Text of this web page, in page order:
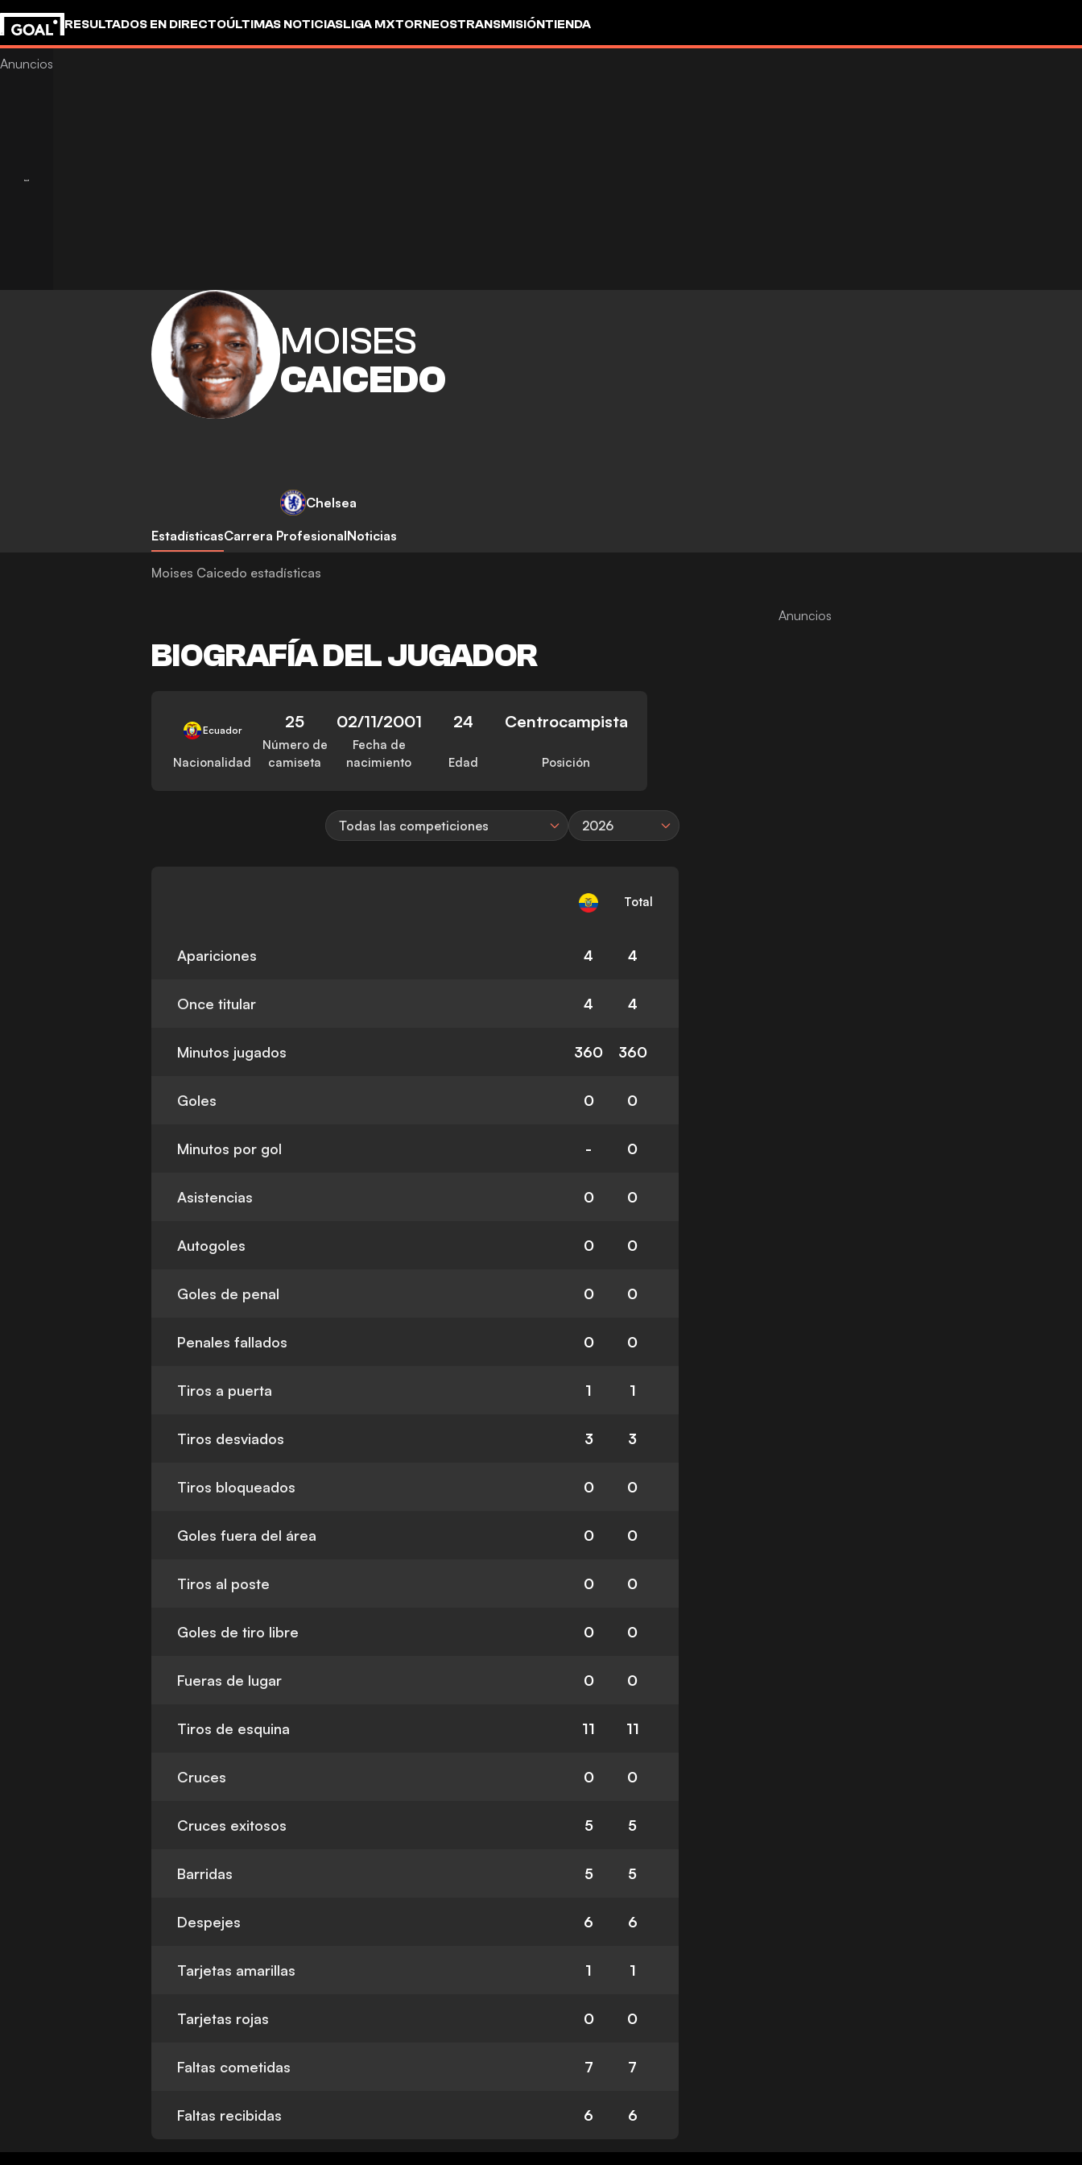
RESULTADOS EN DIRECTOÚLTIMAS NOTICIASLIGA MXTORNEOSTRANSMISIÓNTIENDA
MOISES
CAICEDO
Chelsea
EstadísticasCarrera ProfesionalNoticias
Moises Caicedo estadísticas
BIOGRAFÍA DEL JUGADOR
Ecuador
Nacionalidad
25
Número de
camiseta
02/11/2001
Fecha de
nacimiento
24
Edad
Centrocampista
Posición
Todas las competiciones 2026
Total
Apariciones 4 4
Once titular 4 4
Minutos jugados 360 360
Goles 0 0
Minutos por gol - 0
Asistencias 0 0
Autogoles 0 0
Goles de penal 0 0
Penales fallados 0 0
Tiros a puerta 1 1
Tiros desviados 3 3
Tiros bloqueados 0 0
Goles fuera del área 0 0
Tiros al poste 0 0
Goles de tiro libre 0 0
Fueras de lugar 0 0
Tiros de esquina 11 11
Cruces 0 0
Cruces exitosos 5 5
Barridas 5 5
Despejes 6 6
Tarjetas amarillas 1 1
Tarjetas rojas 0 0
Faltas cometidas 7 7
Faltas recibidas 6 6